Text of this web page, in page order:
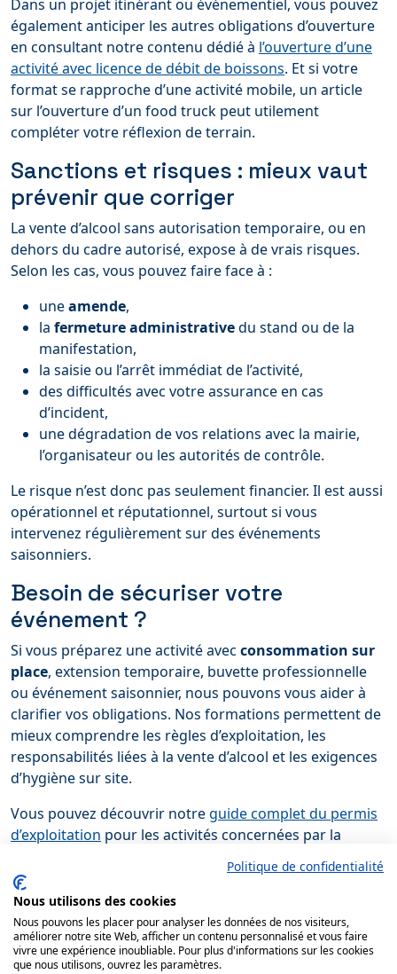
Dans un projet itinérant ou événementiel, vous pouvez
également anticiper les autres obligations d’ouverture
en consultant notre contenu dédié à l’ouverture d’une
activité avec licence de débit de boissons. Et si votre
format se rapproche d’une activité mobile, un article
sur l’ouverture d’un food truck peut utilement
compléter votre réflexion de terrain.
Sanctions et risques : mieux vaut
prévenir que corriger
La vente d’alcool sans autorisation temporaire, ou en
dehors du cadre autorisé, expose à de vrais risques.
Selon les cas, vous pouvez faire face à :
uneamende,
la fermeture administrativedu stand ou de la
manifestation,
la saisie ou l’arrêt immédiat de l’activité,
des difficultés avec votre assurance en cas
d’incident,
une dégradation de vos relations avec la mairie,
l’organisateur ou les autorités de contrôle.
Le risque n’est donc pas seulement financier. Il est aussi
opérationnel et réputationnel, surtout si vous
intervenez régulièrement sur des événements
saisonniers.
Besoin de sécuriser votre
événement ?
Si vous préparez une activité avec consommation sur
place, extension temporaire, buvette professionnelle
ou événement saisonnier, nous pouvons vous aider à
clarifier vos obligations. Nos formations permettent de
mieux comprendre les règles d’exploitation, les
responsabilités liées à la vente d’alcool et les exigences
d’hygiène sur site.
Vous pouvez découvrir notreguide complet du permis
d’exploitation pour les activités concernées par la
d’exploitation et hygiène alimentairesi votre projet
combine boissons et offre food. Si vous avez un doute
sur votre situation, le plus sûr reste denous contacter
et de vérifier en parallèle auprès de votre mairie ou de
votre préfecture.
Politique de confidentialité
Nous utilisons des cookies
Nous pouvons les placer pour analyser les données de nos visiteurs,
améliorer notre site Web, afficher un contenu personnalisé et vous faire
vivre une expérience inoubliable. Pour plus d'informations sur les cookies
que nous utilisons, ouvrez les paramètres.